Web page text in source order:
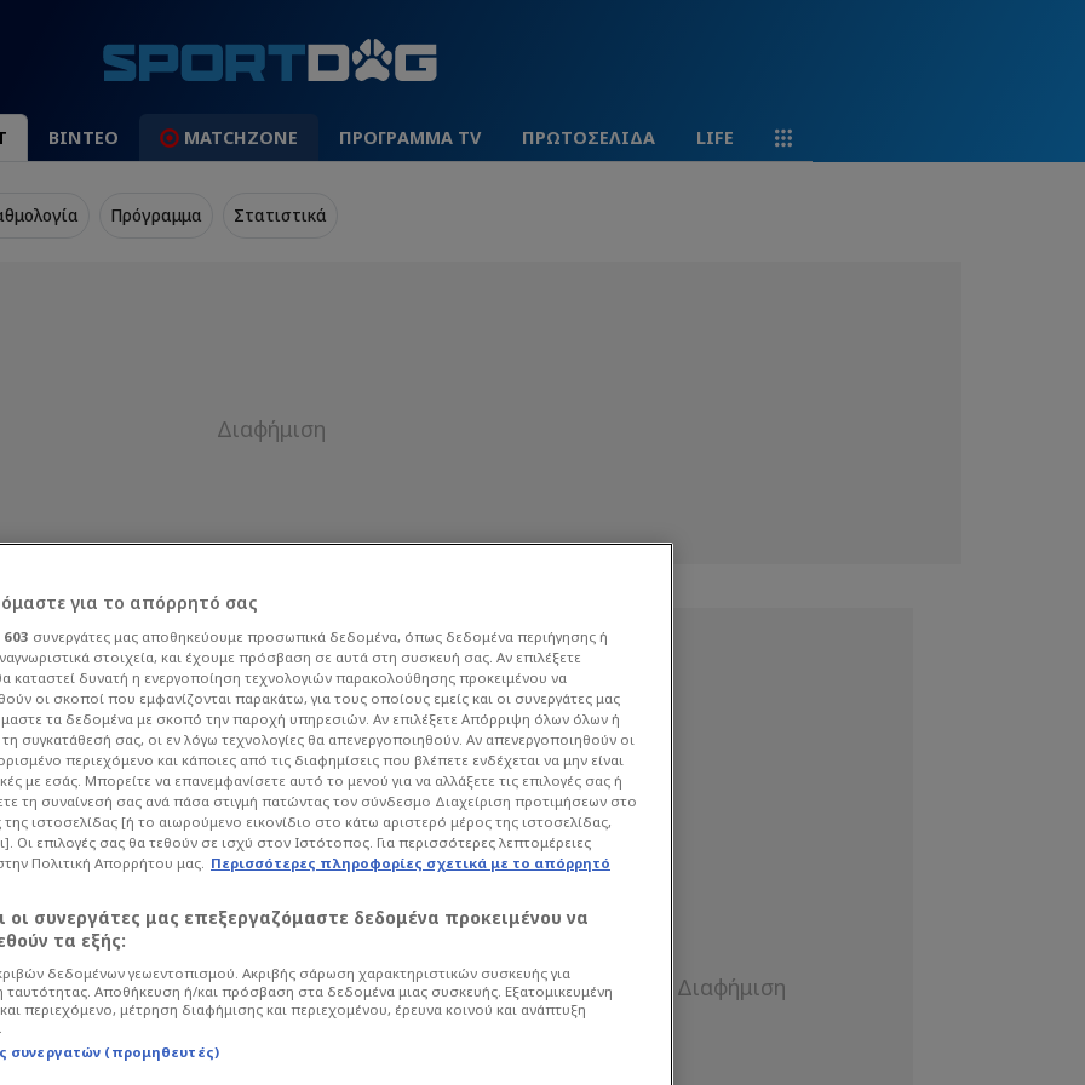
ΒΙΝΤΕΟ MATCHZONE ΠΡΟΓΡΑΜΜΑ TV ΠΡΩΤΟΣΕΛΙΔΑ LIFE
Πρόγραμμα Στατιστικά
έκπληξη: Δίνει
μεταγραφή ο
Μπάσκετ Euroleague
τραυματισμό του θα χρειαστεί
βρει ως δανεικός από τον
για το απόρρητό σας
603 συνεργάτες μας αποθηκεύουμε προσωπικά δεδομένα, όπως δεδομένα περιήγησης ή
στοιχεία, και έχουμε πρόσβαση σε αυτά στη συσκευή σας. Αν επιλέξετε
καταστεί δυνατή η ενεργοποίηση τεχνολογιών παρακολούθησης προκειμένου να
οι σκοποί που εμφανίζονται παρακάτω, για τους οποίους εμείς και οι συνεργάτες μας
τα δεδομένα με σκοπό την παροχή υπηρεσιών. Αν επιλέξετε Απόρριψη όλων όλων ή
συγκατάθεσή σας, οι εν λόγω τεχνολογίες θα απενεργοποιηθούν. Αν απενεργοποιηθούν οι
περιεχόμενο και κάποιες από τις διαφημίσεις που βλέπετε ενδέχεται να μην είναι
με εσάς. Μπορείτε να επανεμφανίσετε αυτό το μενού για να αλλάξετε τις επιλογές σας ή
τη συναίνεσή σας ανά πάσα στιγμή πατώντας τον σύνδεσμο Διαχείριση προτιμήσεων στο
ιστοσελίδας [ή το αιωρούμενο εικονίδιο στο κάτω αριστερό μέρος της ιστοσελίδας,
Οι επιλογές σας θα τεθούν σε ισχύ στον Ιστότοπος. Για περισσότερες λεπτομέρειες
Πολιτική Απορρήτου μας. Περισσότερες πληροφορίες σχετικά με το απόρρητό
οι συνεργάτες μας επεξεργαζόμαστε δεδομένα προκειμένου να
τα εξής:
δεδομένων γεωεντοπισμού. Ακριβής σάρωση χαρακτηριστικών συσκευής για
ταυτότητας. Αποθήκευση ή/και πρόσβαση στα δεδομένα μιας συσκευής. Εξατομικευμένη
περιεχόμενο, μέτρηση διαφήμισης και περιεχομένου, έρευνα κοινού και ανάπτυξη
συνεργατών (προμηθευτές)